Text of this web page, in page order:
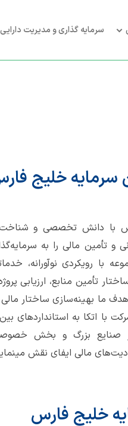
سرمایه گذاری و مدیریت دارایی
سرمایه خلیج
با دانش تخصصی و شناخت
و تأمین مالی را به
با رویکردی نوآورانه،
تأمین منابع، ارزیابی
هدف ما بهینه‌سازی ساختار
اتکا به استانداردهای
صنایع بزرگ و بخش
مالی ایفای نقش
خلیج فارس